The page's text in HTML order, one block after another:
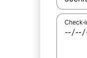
Check-